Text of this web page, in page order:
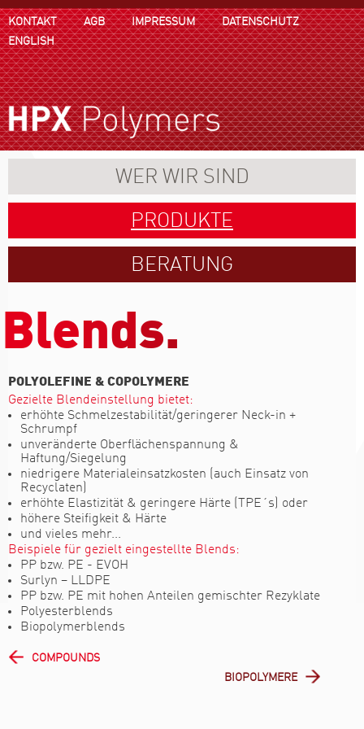
KONTAKT AGB IMPRESSUM
DATENSCHUTZ
ENGLISH
WER WIR SIND
PRODUKTE
BERATUNG
Blends.
POLYOLEFINE & COPOLYMERE
Gezielte Blendeinstellung bietet:
erhöhte Schmelzestabilität/geringerer Neck-in +
Schrumpf
unveränderte Oberflächenspannung &
Haftung/Siegelung
niedrigere Materialeinsatzkosten (auch Einsatz von
Recyclaten)
erhöhte Elastizität & geringere Härte (TPE´s) oder
höhere Steifigkeit & Härte
und vieles mehr...
Beispiele für gezielt eingestellte Blends:
PP bzw. PE - EVOH
Surlyn – LLDPE
PP bzw. PE mit hohen Anteilen gemischter Rezyklate
Polyesterblends
Biopolymerblends
COMPOUNDS
BIOPOLYMERE